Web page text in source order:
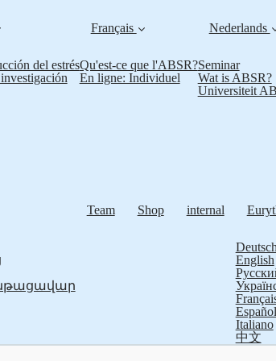
del estrés
Français
Qu'est-ce que l'ABSR?
En ligne: Individuel
Nederlands
Seminar
Wat is ABSR?
Universiteit
Team Shop internal
Deutsch
English
Español
Italiano
中文